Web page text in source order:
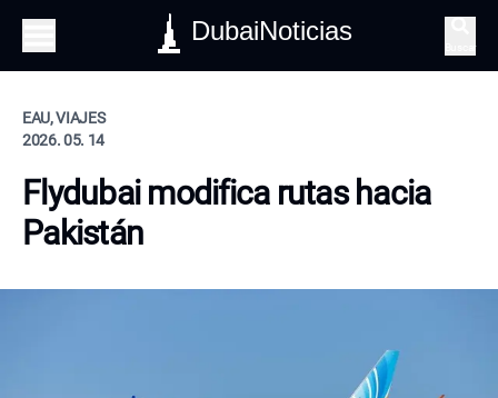
DubaiNoticias
EAU, VIAJES
2026. 05. 14
Flydubai modifica rutas hacia
Pakistán